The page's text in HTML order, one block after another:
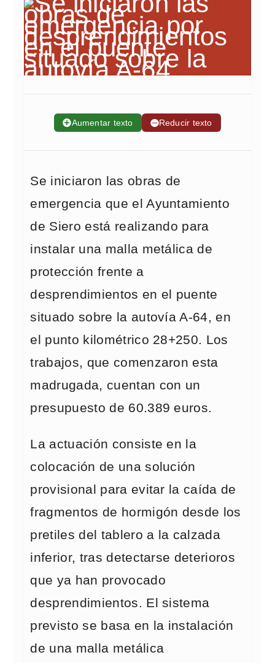
➕Aumentar texto ➖Reducir texto
Se iniciaron las obras de
emergencia que el Ayuntamiento
de Siero está realizando para
instalar una malla metálica de
protección frente a
desprendimientos en el puente
situado sobre la autovía A-64, en
el punto kilométrico 28+250. Los
trabajos, que comenzaron esta
madrugada, cuentan con un
presupuesto de 60.389 euros.
La actuación consiste en la
colocación de una solución
provisional para evitar la caída de
fragmentos de hormigón desde los
pretiles del tablero a la calzada
inferior, tras detectarse deterioros
que ya han provocado
desprendimientos. El sistema
previsto se basa en la instalación
de una malla metálica